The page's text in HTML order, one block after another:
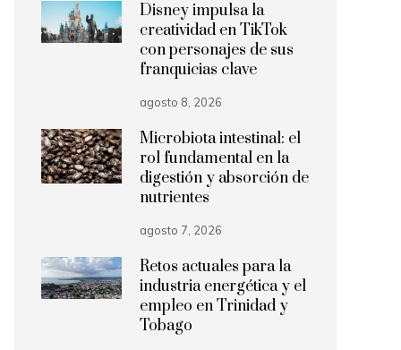
Disney impulsa la
creatividad en TikTok
con personajes de sus
franquicias clave
agosto 8, 2026
Microbiota intestinal: el
rol fundamental en la
digestión y absorción de
nutrientes
agosto 7, 2026
Retos actuales para la
industria energética y el
empleo en Trinidad y
Tobago